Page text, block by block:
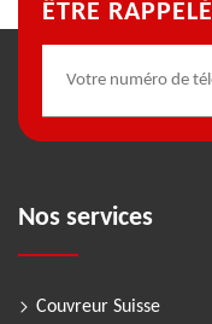
ÊTRE RAPPELÉ
Nos services
Couvreur Suisse